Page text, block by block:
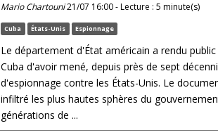
Mario Chartouni21/07 16:00 - Lecture : 5 minute(s)
Cuba États-Unis Espionnage
Le département d'État américain a rendu
Cuba d'avoir mené, depuis près de sept
d'espionnage contre les États-Unis. Le
infiltré les plus hautes sphères du
générations de ...